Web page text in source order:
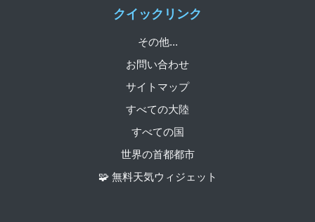
クイックリンク
その他...
お問い合わせ
サイトマップ
すべての大陸
すべての国
世界の首都都市
🧩 無料天気ウィジェット